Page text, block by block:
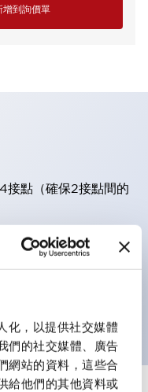
化，以提供社交媒體
們的社交媒體、廣告
網站的資料，這些合
給他們的其他資料或
增到詢價單
接點（確保2接點間的
）、59.9mm（※22段